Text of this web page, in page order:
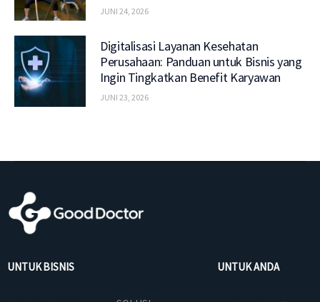
JUNI 24, 2026
Digitalisasi Layanan Kesehatan
Perusahaan: Panduan untuk Bisnis yang
Ingin Tingkatkan Benefit Karyawan
JUNI 23, 2026
UNTUK BISNIS UNTUK ANDA